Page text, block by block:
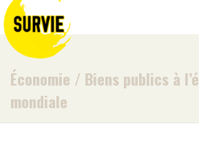
Économie / Biens publics à
mondiale